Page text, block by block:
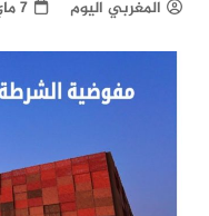
المغربي اليوم 7 ماي، 2023